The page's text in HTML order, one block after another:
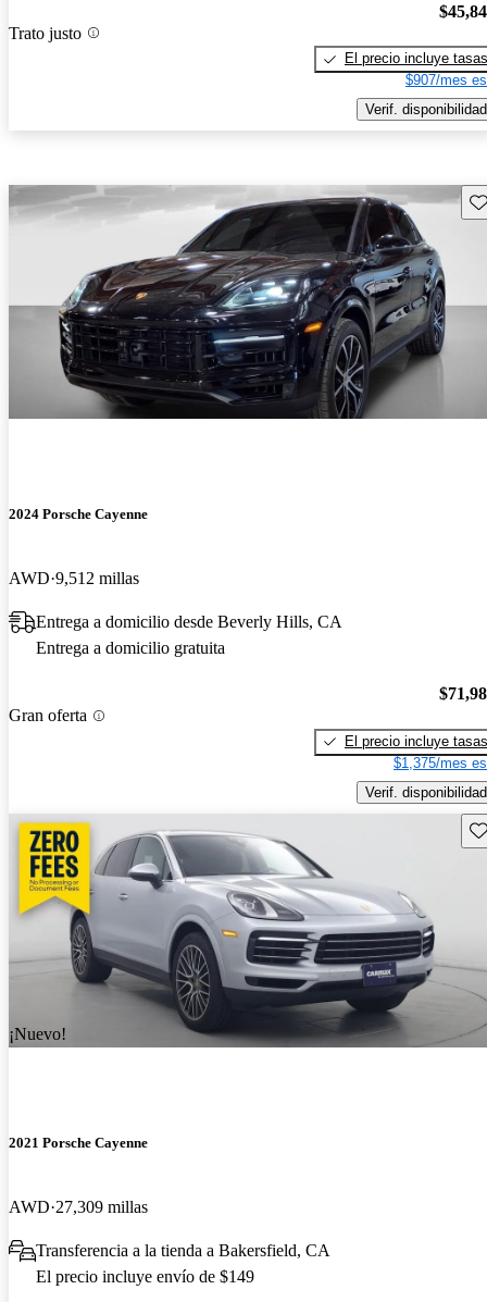
Trato justo
El precio incluye tasas
$907/mes
Verif. disponibilidad
2024 Porsche Cayenne
AWD 9,512 millas
Entrega a domicilio desde Beverly Hills, CA
Entrega a domicilio gratuita
Gran oferta
El precio incluye tasas
$1,375/mes
Verif. disponibilidad
¡Nuevo!
2021 Porsche Cayenne
AWD 27,309 millas
Transferencia a la tienda a Bakersfield, CA
El precio incluye envío de $149